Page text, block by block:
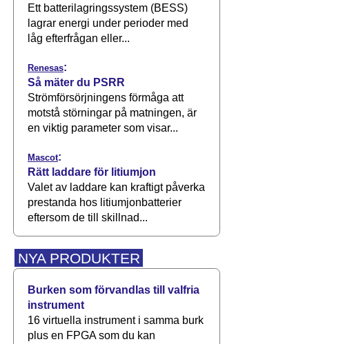
Ett batterilagringssystem (BESS)
lagrar energi under perioder med
låg efterfrågan eller...
Renesas:
Så mäter du PSRR
Strömförsörjningens förmåga att
motstå störningar på matningen, är
en viktig parameter som visar...
Mascot:
Rätt laddare för litiumjon
Valet av laddare kan kraftigt påverka
prestanda hos litiumjonbatterier
eftersom de till skillnad...
NYA PRODUKTER
Burken som förvandlas till valfria
instrument
16 virtuella instrument i samma burk
plus en FPGA som du kan